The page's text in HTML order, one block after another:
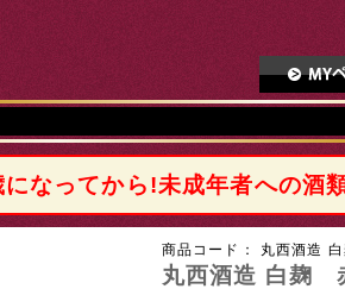
なってから!未成年者への酒
商品コード： 丸西酒造
丸西酒造 白麹